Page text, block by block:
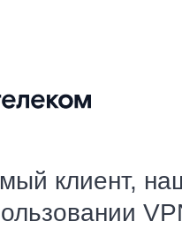
клиент,